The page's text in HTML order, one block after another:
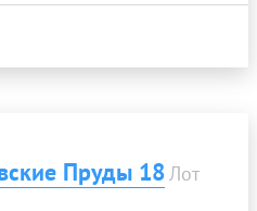
Пруды 18Лот